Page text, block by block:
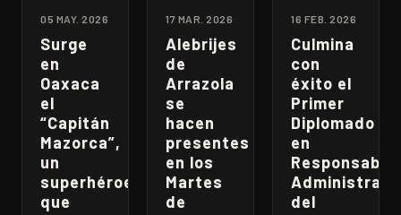
05 MAY. 2026
Surge
en
Oaxaca
el
“Capitán
Mazorca”,
un
superhéroe
que
17 MAR. 2026
Alebrijes
de
Arrazola
se
hacen
presentes
en los
Martes
de
16 FEB. 2026
Culmina
con
éxito el
Primer
Diplomado
en
del